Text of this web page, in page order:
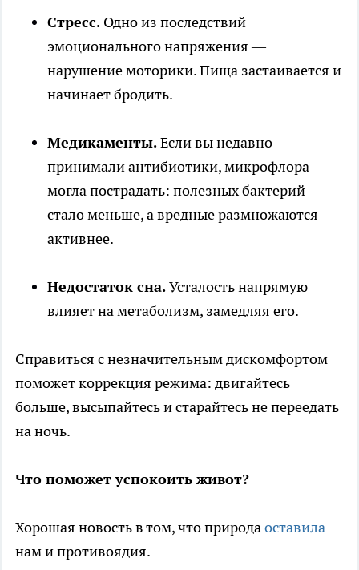
Стресс. Одно из последствий
эмоционального напряжения —
нарушение моторики. Пища застаивается и
начинает бродить.
Медикаменты.Если вы недавно
принимали антибиотики, микрофлора
могла пострадать: полезных бактерий
стало меньше, а вредные размножаются
активнее.
Недостаток сна.Усталость напрямую
влияет на метаболизм, замедляя его.
Справиться с незначительным дискомфортом
поможет коррекция режима: двигайтесь
больше, высыпайтесь и старайтесь не переедать
на ночь.
Что поможет успокоить живот?
Хорошая новость в том, что природаоставила
нам и противоядия.